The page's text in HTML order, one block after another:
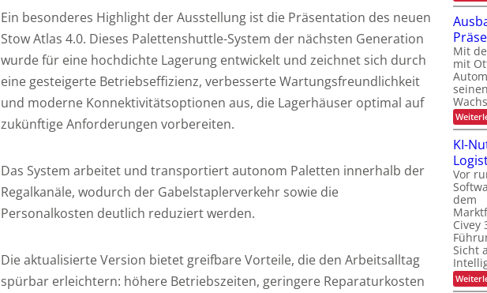
Ein besonderes Highlight der Ausstellung ist die Präsentation des neuen
Stow Atlas 4.0. Dieses Palettenshuttle-System der nächsten Generation
wurde für eine hochdichte Lagerung entwickelt und zeichnet sich durch
eine gesteigerte Betriebseffizienz, verbesserte Wartungsfreundlichkeit
und moderne Konnektivitätsoptionen aus, die Lagerhäuser optimal auf
zukünftige Anforderungen vorbereiten.
Das System arbeitet und transportiert autonom Paletten innerhalb der
Regalkanäle, wodurch der Gabelstaplerverkehr sowie die
Personalkosten deutlich reduziert werden.
Die aktualisierte Version bietet greifbare Vorteile, die den Arbeitsalltag
spürbar erleichtern: höhere Betriebszeiten, geringere Reparaturkosten
Mit
mit
KI-
Vor
dem
Civey
Sicht